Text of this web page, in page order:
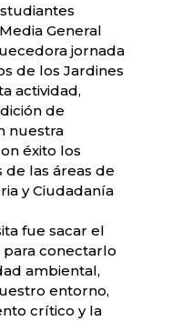
General
jornada
de los Jardines
actividad,
de
nuestra
éxito los
las áreas de
y Ciudadanía
fue sacar el
conectarlo
ambiental,
entorno,
crítico y la